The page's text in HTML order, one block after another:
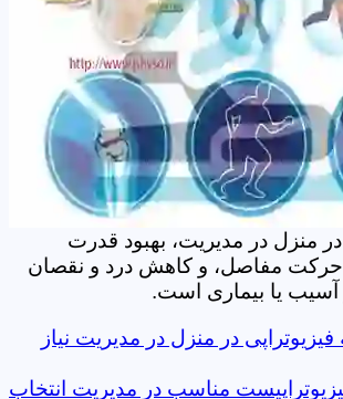
منزل در مدیریت، بهبود قدرت
مفاصل، و کاهش درد و نقصان
یا بیماری است.
در منزل در مدیریت نیاز
مناسب در مدیریت انتخاب